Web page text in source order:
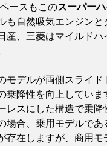
ースもこのスーパー
も自然吸気エンジンと
産、三菱はマイルドハ
モデルが両側スライ
乗降性を向上していま
レスにした構造で乗
場合、乗用モデルであ
存在しますが、商用